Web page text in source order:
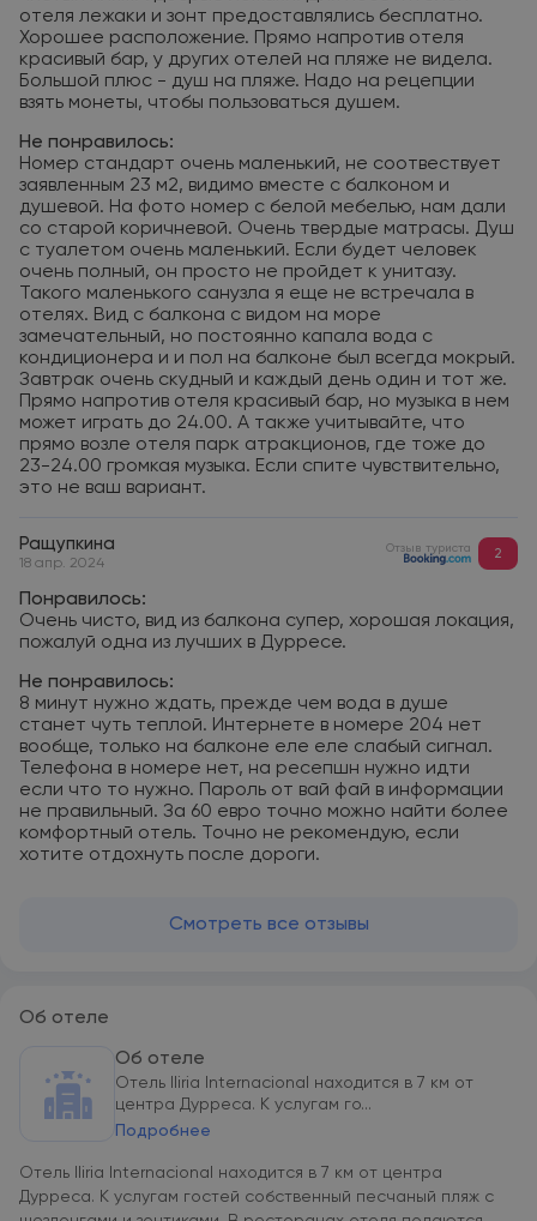
отеля лежаки и зонт предоставлялись бесплатно.
Хорошее расположение. Прямо напротив отеля
красивый бар, у других отелей на пляже не видела.
Большой плюс - душ на пляже. Надо на рецепции
взять монеты, чтобы пользоваться душем.
Не понравилось:
Номер стандарт очень маленький, не соотвествует
заявленным 23 м2, видимо вместе с балконом и
душевой. На фото номер с белой мебелью, нам дали
со старой коричневой. Очень твердые матрасы. Душ
с туалетом очень маленький. Если будет человек
очень полный, он просто не пройдет к унитазу.
Такого маленького санузла я еще не встречала в
отелях. Вид с балкона с видом на море
замечательный, но постоянно капала вода с
кондиционера и и пол на балконе был всегда мокрый.
Завтрак очень скудный и каждый день один и тот же.
Прямо напротив отеля красивый бар, но музыка в нем
может играть до 24.00. А также учитывайте, что
прямо возле отеля парк атракционов, где тоже до
23-24.00 громкая музыка. Если спите чувствительно,
это не ваш вариант.
Ращупкина
18 апр. 2024
Отзыв туриста 2
Понравилось:
Очень чисто, вид из балкона супер, хорошая локация,
пожалуй одна из лучших в Дурресе.
Не понравилось:
8 минут нужно ждать, прежде чем вода в душе
станет чуть теплой. Интернете в номере 204 нет
вообще, только на балконе еле еле слабый сигнал.
Телефона в номере нет, на ресепшн нужно идти
если что то нужно. Пароль от вай фай в информации
не правильный. За 60 евро точно можно найти более
комфортный отель. Точно не рекомендую, если
хотите отдохнуть после дороги.
Смотреть все отзывы
Об отеле
Об отеле
Отель Iliria Internacional находится в 7 км от
центра Дурреса. К услугам го...
Подробнее
Отель Iliria Internacional находится в 7 км от центра
Дурреса. К услугам гостей собственный песчаный пляж с